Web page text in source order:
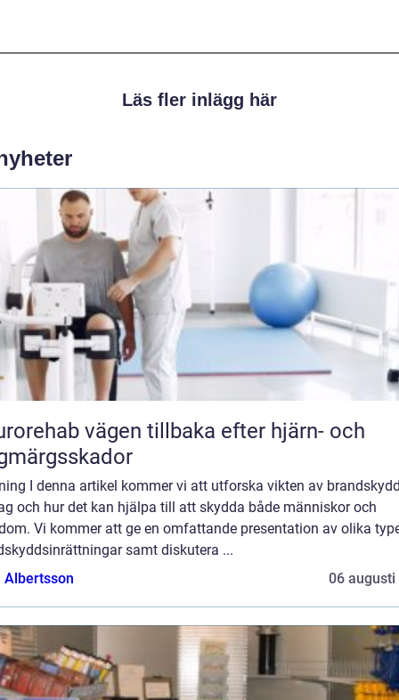
Läs fler inlägg här
tillbaka efter hjärn- och
I denna artikel kommer vi att utforska vikten av
och hur det kan hjälpa till att skydda både människor och
Vi kommer att ge en omfattande presentation av olika
samt diskutera ...
Albertsson
06 augusti